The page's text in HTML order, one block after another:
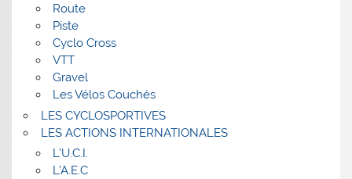
Route
Piste
Cyclo Cross
VTT
Gravel
Les Vélos Couchés
LES CYCLOSPORTIVES
LES ACTIONS INTERNATIONALES
L’U.C.I.
L’A.E.C